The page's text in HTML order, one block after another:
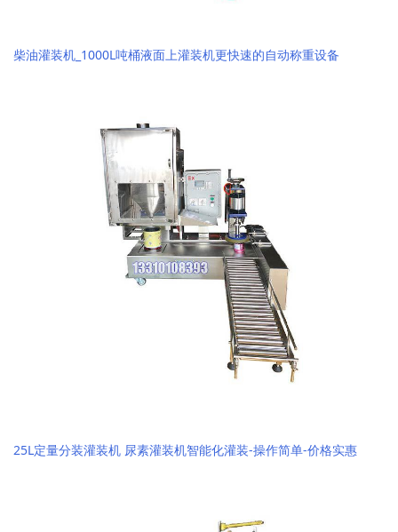
柴油灌装机_1000L吨桶液面上灌装机更快速的自动称重设备
25L定量分装灌装机 尿素灌装机智能化灌装-操作简单-价格实惠